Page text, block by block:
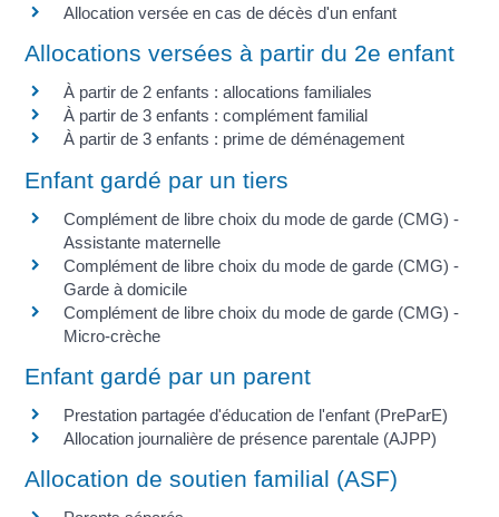
Allocation versée en cas de décès d'un enfant
Allocations versées à partir du 2e enfant
À partir de 2 enfants : allocations familiales
À partir de 3 enfants : complément familial
À partir de 3 enfants : prime de déménagement
Enfant gardé par un tiers
Complément de libre choix du mode de garde (CMG) -
Assistante maternelle
Complément de libre choix du mode de garde (CMG) -
Garde à domicile
Complément de libre choix du mode de garde (CMG) -
Micro-crèche
Enfant gardé par un parent
Prestation partagée d'éducation de l'enfant (PreParE)
Allocation journalière de présence parentale (AJPP)
Allocation de soutien familial (ASF)